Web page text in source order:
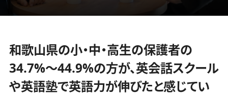
和歌山県の小・中・高生の保護者の
34.7%～44.9%の方が、英会話スクール
や英語塾で英語力が伸びたと感じてい